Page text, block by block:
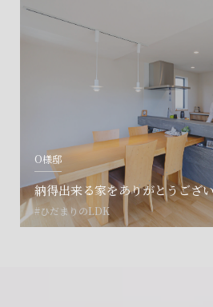
O様邸
納得出来る家をありがとうござ
#ひだまりのLDK